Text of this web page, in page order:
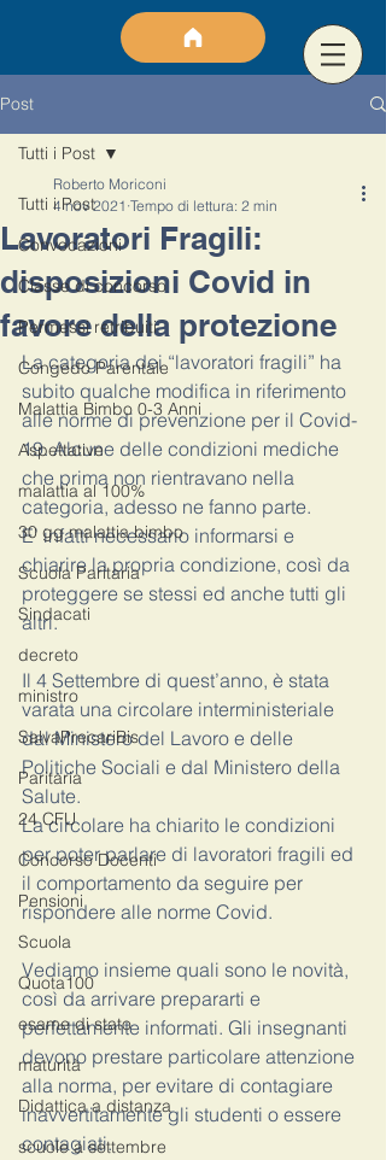
Post
Tutti i Post
Convocazioni
Classe di concorso
Permessi retribuiti
Congedo Parentale
Malattia Bimbo 0-3 Anni
Aspettative
malattia al 100%
30 gg malattia bimbo
Scuola Paritaria
Sindacati
decreto
ministro
SalvaPrecariBis
Paritaria
24 CFU
Concorso Docenti
Pensioni
Scuola
Quota100
esame di stato
maturità
Didattica a distanza
scuole a settembre
Tutti i Post
Lavoratori Fragili:
disposizioni Covid in
favore della protezione
Roberto Moriconi
4 nov 2021 Tempo di lettura: 2 min
La categoria dei “lavoratori fragili” ha
subito qualche modifica in riferimento
alle norme di prevenzione per il Covid-
19. Alcune delle condizioni mediche
che prima non rientravano nella
categoria, adesso ne fanno parte.
E’ infatti necessario informarsi e
chiarire la propria condizione, così da
proteggere se stessi ed anche tutti gli
altri.
Il 4 Settembre di quest’anno, è stata
varata una circolare interministeriale
dal Ministero del Lavoro e delle
Politiche Sociali e dal Ministero della
Salute.
La circolare ha chiarito le condizioni
per poter parlare di lavoratori fragili ed
il comportamento da seguire per
rispondere alle norme Covid.
Vediamo insieme quali sono le novità,
così da arrivare prepararti e
perfettamente informati. Gli insegnanti
devono prestare particolare attenzione
alla norma, per evitare di contagiare
inavvertitamente gli studenti o essere
contagiati.